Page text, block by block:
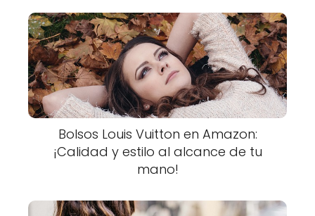
Bolsos Louis Vuitton en Amazon:
¡Calidad y estilo al alcance de tu
mano!